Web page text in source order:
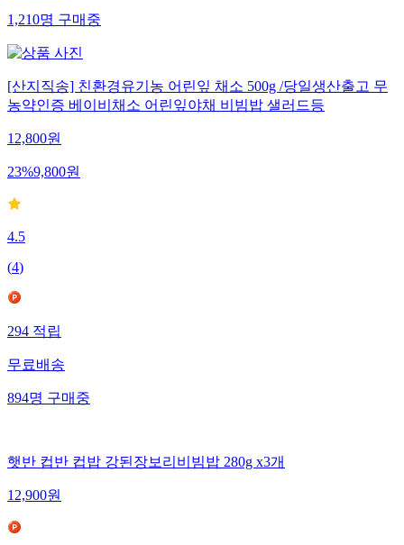
1,210명 구매중
[산지직송] 친환경유기농 어린잎 채소 500g /당일생산출고 무
농약인증 베이비채소 어린잎야채 비빔밥 샐러드등
12,800원
23%9,800원
4.5
(4)
294 적립
무료배송
894명 구매중
햇반 컵반 컵밥 강된장보리비빔밥 280g x3개
12,900원